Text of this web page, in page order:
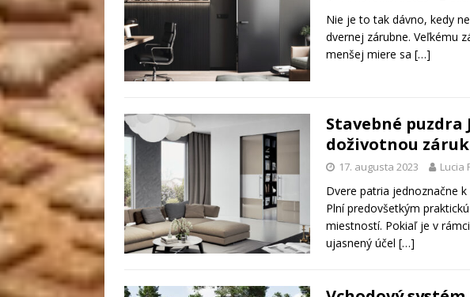
Nie je to tak dávno, kedy
dvernej zárubne. Veľkému
menšej miere sa […]
Stavebné puzdra
doživotnou
17. augusta 2023 Lucia
Dvere patria jednoznačne
Plní predovšetkým
miestností. Pokiaľ je v
ujasnený účel […]